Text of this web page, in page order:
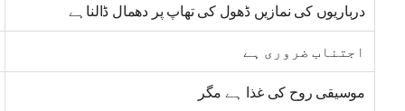
درباریوں کی نمازیں ڈھول کی تھاپ پر دھمال ڈالناہے
اجتناب ضروری ہے
موسیقی روح کی غذا ہے مگر